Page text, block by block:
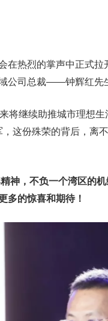
在热烈的掌声中正式
公司总裁——钟辉红先
将继续助推城市理想
这份殊荣的背后，离
神，不负一个湾区的
多的惊喜和期待！